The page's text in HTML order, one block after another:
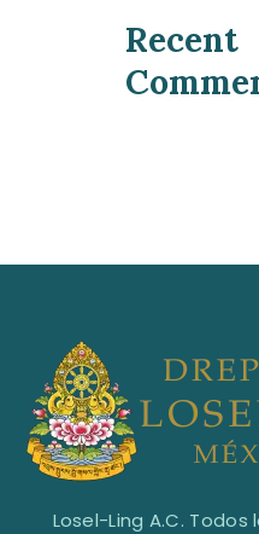
Recent
Losel-Ling A.C.